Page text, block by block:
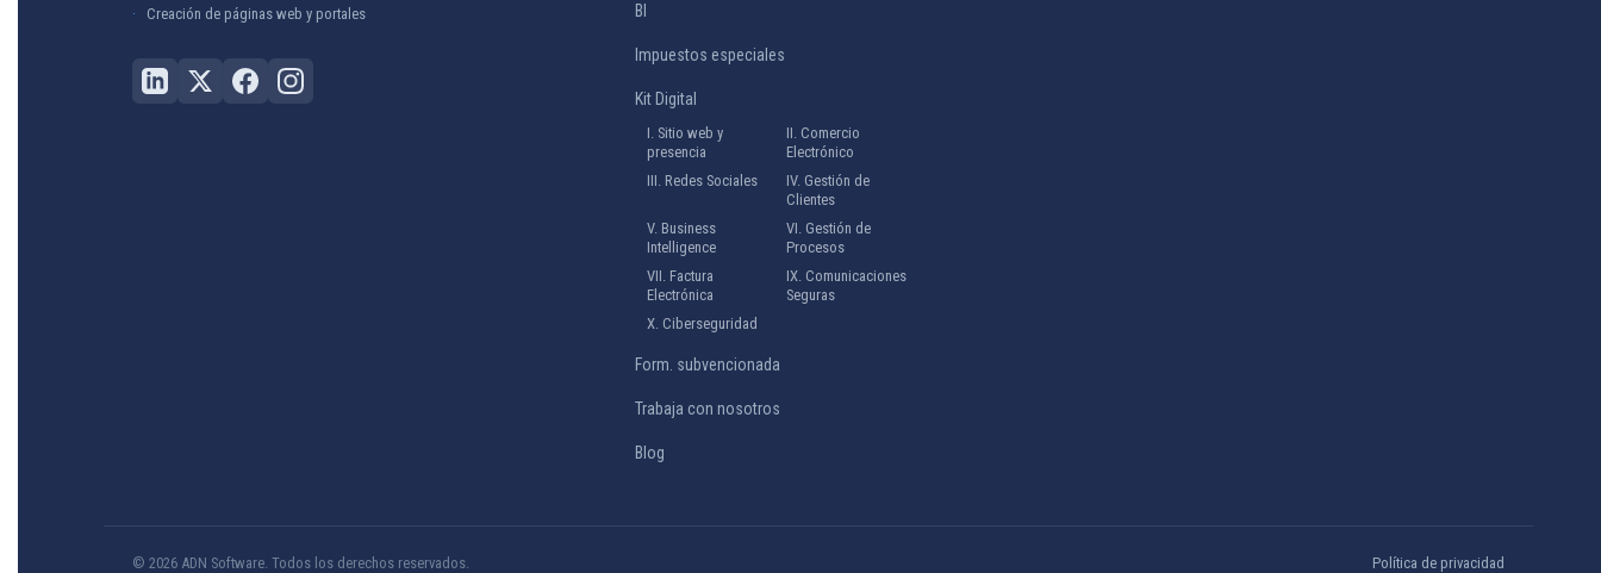
Creación de páginas web y portales BI
Impuestos especiales
Kit Digital
I. Sitio web y
presencia
II. Comercio
Electrónico
III. Redes Sociales
IV. Gestión de
Clientes
V. Business
Intelligence
VI. Gestión de
Procesos
VII. Factura
Electrónica
IX. Comunicaciones
Seguras
X. Ciberseguridad
Form. subvencionada
Trabaja con nosotros
Blog
© 2026 ADN Software. Todos los derechos reservados. Política de privacidad